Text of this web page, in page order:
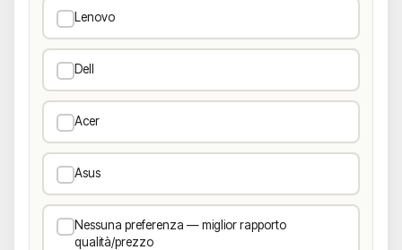
Lenovo
Dell
Acer
Asus
Nessuna preferenza — miglior rapporto
qualità/prezzo